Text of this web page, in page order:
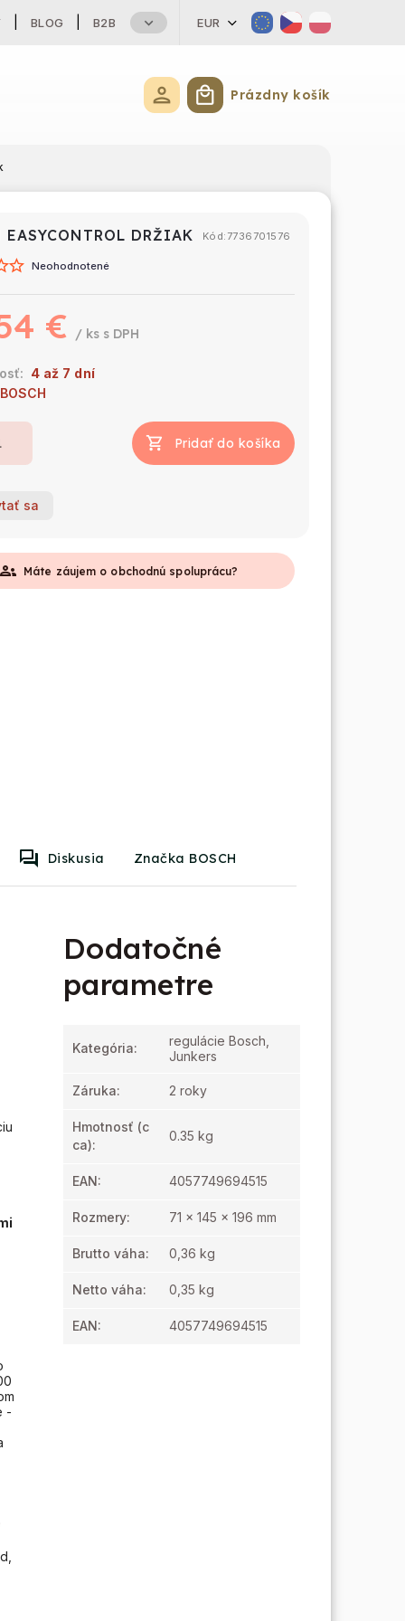
BLOG B2B EUR
Nákupný košík
Prázdny košík
EASYCONTROL DRŽIAK Kód: 7736701576
Neohodnotené
BOSCH
€ / ks
4 až 7 dní
Pridať do košíka
sa
Máte záujem o obchodnú spoluprácu?
Diskusia Značka BOSCH
-
Dodatočné
parametre
Kategória:
regulácie Bosch,
Junkers
Záruka: 2 roky
Hmotnosť (c
ca):
0.35 kg
EAN: 4057749694515
Rozmery: 71 x 145 x 196 mm
Brutto váha: 0,36 kg
Netto váha: 0,35 kg
EAN: 4057749694515